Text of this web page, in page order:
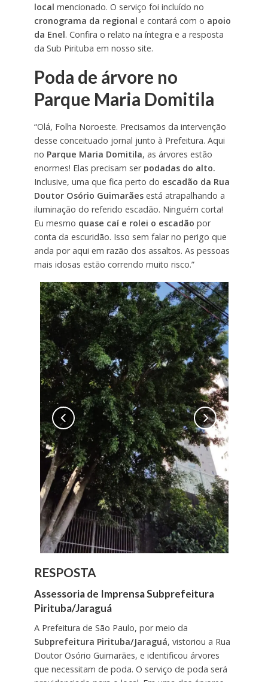
local mencionado. O serviço foi incluído no
cronograma da regional e contará com o apoio
da Enel. Confira o relato na íntegra e a resposta
da Sub Pirituba em nosso site.
Poda de árvore no
Parque Maria Domitila
“Olá, Folha Noroeste. Precisamos da intervenção
desse conceituado jornal junto à Prefeitura. Aqui
no Parque Maria Domitila, as árvores estão
enormes! Elas precisam ser podadas do alto.
Inclusive, uma que fica perto do escadão da Rua
Doutor Osório Guimarãesestá atrapalhando a
iluminação do referido escadão. Ninguém corta!
Eu mesmo quase caí e rolei o escadão por
conta da escuridão. Isso sem falar no perigo que
anda por aqui em razão dos assaltos. As pessoas
mais idosas estão correndo muito risco.”
RESPOSTA
Assessoria de Imprensa Subprefeitura
Pirituba/Jaraguá
A Prefeitura de São Paulo, por meio da
Subprefeitura Pirituba/Jaraguá, vistoriou a Rua
Doutor Osório Guimarães, e identificou árvores
que necessitam de poda. O serviço de poda será